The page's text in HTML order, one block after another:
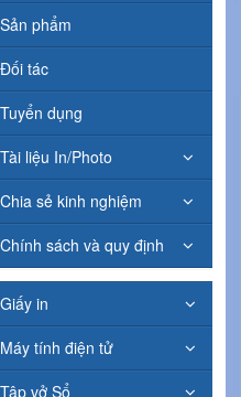
Sản phẩm
Đối tác
Tuyển dụng
Tài liệu In/Photo
Chia sẻ kinh nghiệm
Chính sách và quy định
Giấy in
Máy tính điện tử
Tập vở Sổ